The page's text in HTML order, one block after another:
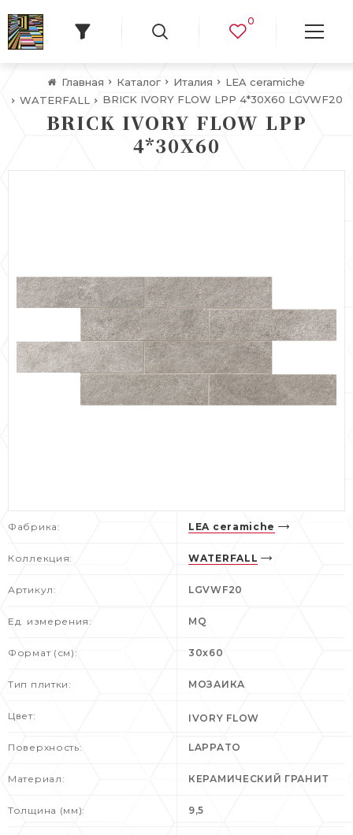
0
Главная Каталог Италия
LEA ceramiche
WATERFALL
BRICK IVORY FLOW LPP 4*30X60 LGVWF20
BRICK IVORY FLOW LPP
4*30X60
Фабрика: LEA ceramiche
Коллекция: WATERFALL
Артикул: LGVWF20
Ед. измерения: MQ
Формат (см): 30x60
Тип плитки: МОЗАИКА
Цвет: IVORY FLOW
Поверхность: LAPPATO
Материал: КЕРАМИЧЕСКИЙ ГРАНИТ
Толщина (мм): 9,5